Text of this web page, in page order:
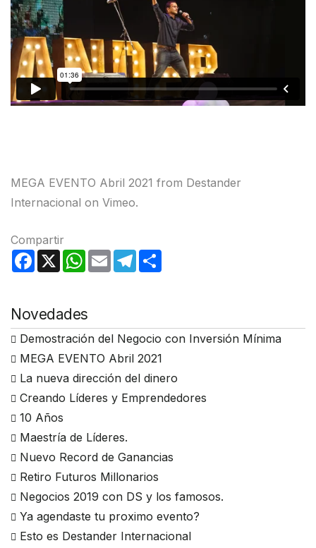
MEGA EVENTO Abril 2021 from Destander
Internacional on Vimeo.
Compartir
F
o
o
k
X
W
h
A
p
p
E
m
T
m
Novedades
Demostración del Negocio con Inversión Mínima
MEGA EVENTO Abril 2021
La nueva dirección del dinero
Creando Líderes y Emprendedores
10 Años
Maestría de Líderes.
Nuevo Record de Ganancias
Retiro Futuros Millonarios
Negocios 2019 con DS y los famosos.
Ya agendaste tu proximo evento?
Esto es Destander Internacional